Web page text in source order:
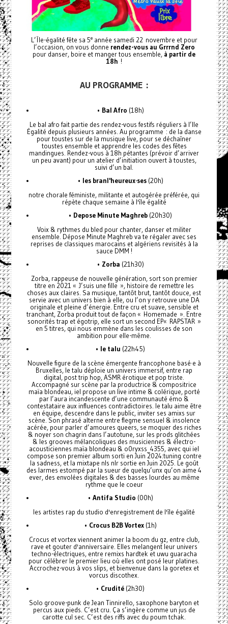
L’Île-égalité fête sa 5eannée samedi 22 novembre et pour
l’occasion, on vous donne rendez-vous au Grrrnd Zero
pour danser, boire et manger tous ensemble, à partir de
18h !
AU PROGRAMME :
• Bal Afro (18h)
Le bal afro fait partie des rendez-vous festifs réguliers à l’Ile
Égalité depuis plusieurs années. Au programme : de la danse
pour toustes sur de la musique live, pour se déchaîner
toustes ensemble et apprendre les codes des fêtes
mandingues. Rendez-vous à 18h pétantes (prévoir d’arriver
un peu avant) pour un atelier d’initiation ouvert à toustes,
suivi d’un bal.
• les branl'heureux·ses(20h)
notre chorale féministe, militante et autogérée préférée, qui
répète chaque semaine à l'île égalité
• Depose Minute Maghreb (20h30)
Voix & rythmes du bled pour chanter, danser et militer
ensemble. Dépose Minute Maghreb va te régaler avec ses
reprises de classiques marocains et algériens revisités à la
sauce DMM !
• Zorba (21h30)
Zorba, rappeuse de nouvelle génération, sort son premier
titre en 2021 « J’suis une fille », histoire de remettre les
choses aux claires. Sa musique, tantôt brut, tantôt douce, est
servie avec un univers bien à elle, ou l’on y retrouve une DA
originale et pleine d’énergie. Entre cru et suave, sensible et
tranchant, Zorba produit tout de façon « Homemade ». Entre
sonorités trap et égotrip, elle sort un second EP« RAPSTAR »
en 5 titres, qui nous emmène dans les coulisses de son
ambition pour elle-même.
• le talu (22h45)
Nouvelle figure de la scène émergente francophone basé·e à
Bruxelles, le talu déploie un univers immersif, entre rap
digital, post trip hop, ASMR érotique et pop triste.
Accompagné sur scène par la productrice & compositrice
maïa blondeau, iel propose un live intime & colérique, porté
par l’aura incandescente d’une communauté émo &
contestataire aux influences contradictoires. le talu aime être
en équipe, descendre dans le public, inviter ses amixs sur
scène. Son phrasé alterne entre flegme sensuel & insolence
acérée, pour parler d’amoures queers, se moquer des riches
& noyer son chagrin dans l’autotune, sur les prods glitchées
& les grooves mélancoliques des musiciennes & électro-
acousticiennes maïa blondeau & o0ryxss_4355, avec qui iel
compose son premier album sorti en Juin 2024:tuning contre
la sadness, et la mixtape nls nlr sortie en Juin 2025. Le goût
des larmes estompé par la sueur de quelqu’unx qu’on aime 4
ever, des envolées digitales & des basses lourdes au même
rythme que le coeur
• Antifa Studio (00h)
les artistes rap du studio d'enregistrement de l'île égalité
• Crocus B2B Vortex(1h)
Crocus et vortex viennent animer la boom du gz, entre club,
rave et gouter d'anniversaire. Elles melangent leur univers
techno-électriques, entre remixs hardtek et uwu guaracha
pour célébrer le premier lieu où elles ont posé leur platines.
Accrochez-vous à vos slips, et bienvenue dans la goretex et
vorcus discothex.
• Crudité (2h30)
Solo groove-punk de Jean Tinnirello, saxophone baryton et
percus aux pieds. C’est cru. Ça s’ingère comme un jus de
carotte cul sec. C’est des riffs avec du poum tchak.